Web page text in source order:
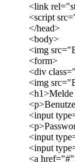
<link
<script
</head>
<body>
<img
<form>
<div
<img
<input
<input
<input
<a